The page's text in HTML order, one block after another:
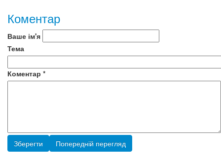
Коментар
Ваше ім'я
Тема
Коментар *